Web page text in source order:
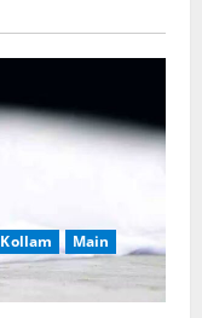
Kollam
Main